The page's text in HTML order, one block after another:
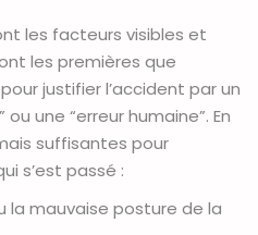
les facteurs visibles et
les premières que
justifier l’accident par un
une “erreur humaine”. En
suffisantes pour
s’est passé :
la mauvaise posture de la